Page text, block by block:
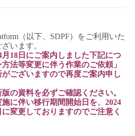
査
査
ー
履歴
プログラム
（以下、SDPF）をご利用いた
います。
月18日にご案内しました下記につ
法等変更に伴う作業のご依頼」
ございますので再度ご案内申し
の資料を必ずご確認ください。
に伴い移行期間開始日を、2024
変更しておりますのでご注意く